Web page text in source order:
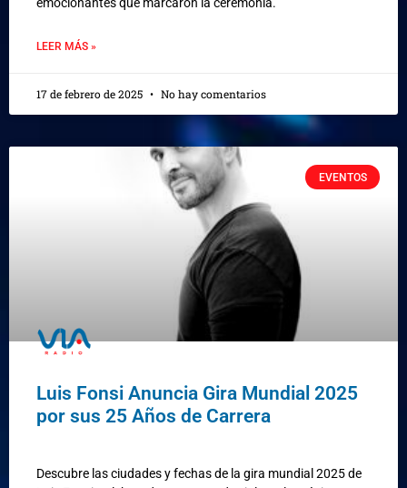
emocionantes que marcaron la ceremonia.
LEER MÁS »
17 de febrero de 2025 No hay comentarios
EVENTOS
Luis Fonsi Anuncia Gira Mundial 2025
por sus 25 Años de Carrera
Descubre las ciudades y fechas de la gira mundial 2025 de